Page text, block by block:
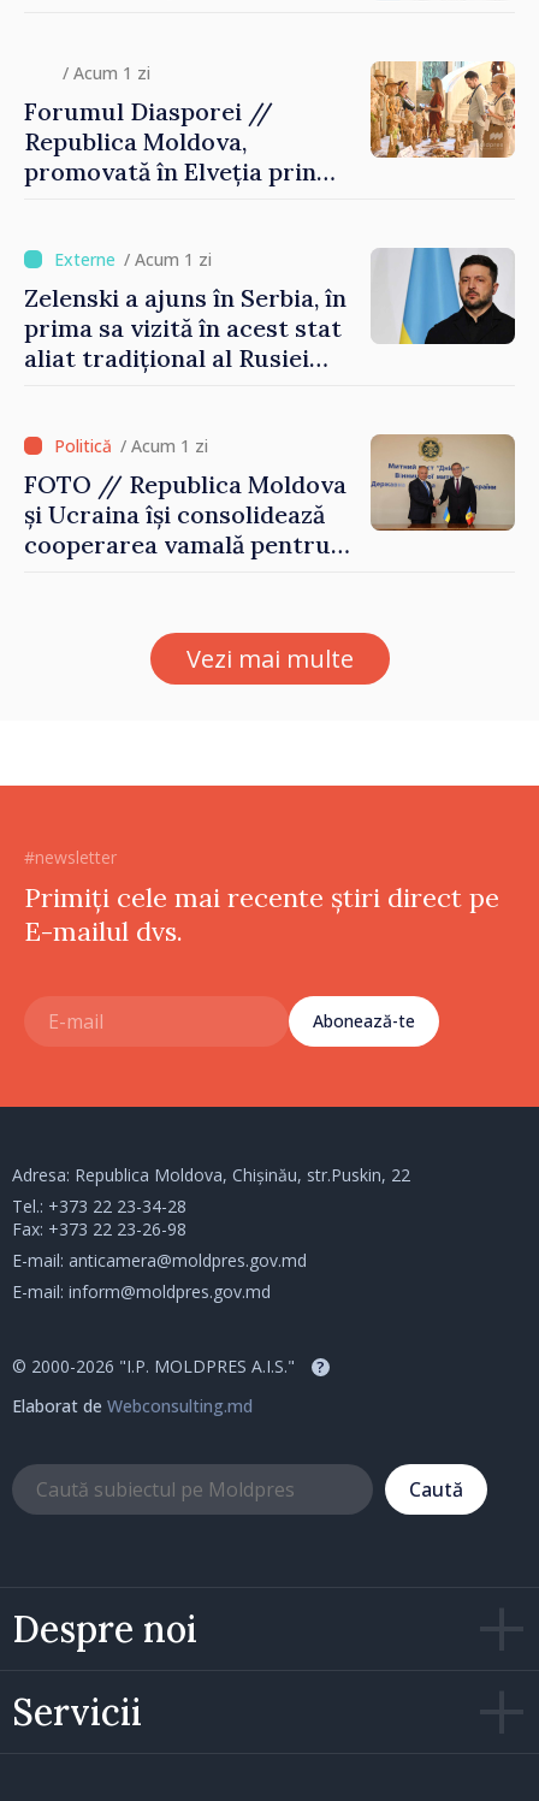
/ Acum 1 zi
Forumul Diasporei //
Republica Moldova,
promovată în Elveția prin
/ Acum 1 zi
Zelenski a ajuns în Serbia, în
prima sa vizită în acest stat
aliat tradițional al Rusiei
/ Acum 1 zi
FOTO // Republica Moldova
și Ucraina își consolidează
cooperarea vamală pentru
Reuniune la Moghiliov-
Vezi mai multe
#newsletter
Primiți cele mai recente știri direct pe
E-mailul dvs.
Abonează-te
Despre noi
Servicii
Adresa: Republica Moldova, Chișinău, str.Puskin, 22
Tel.: +373 22 23-34-28
Fax: +373 22 23-26-98
E-mail: anticamera@moldpres.gov.md
E-mail: inform@moldpres.gov.md
© 2000-2026 "I.P. MOLDPRES A.I.S." ?
Elaborat de Webconsulting.md
Caută